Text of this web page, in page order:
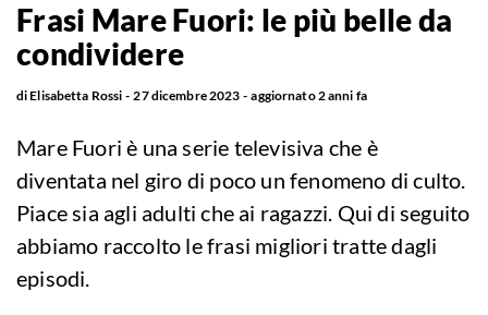
Frasi Mare Fuori: le più belle da
condividere
diElisabetta Rossi 27 dicembre 2023 aggiornato2 anni fa
Mare Fuori è una serie televisiva che è
diventata nel giro di poco un fenomeno di culto.
Piace sia agli adulti che ai ragazzi. Qui di seguito
abbiamo raccolto le frasi migliori tratte dagli
episodi.